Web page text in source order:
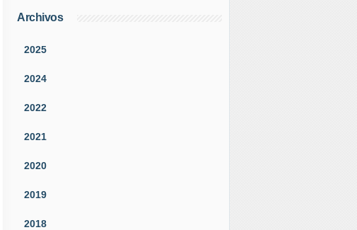
Archivos
2025
2024
2022
2021
2020
2019
2018